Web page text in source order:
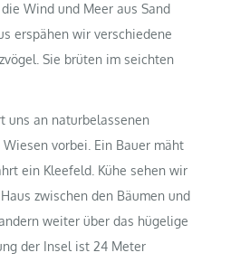
Wind und Meer aus Sand
erspähen wir verschiedene
Sie brüten im seichten
uns an naturbelassenen
vorbei. Ein Bauer mäht
ein Kleefeld. Kühe sehen wir
zwischen den Bäumen und
weiter über das hügelige
der Insel ist 24 Meter